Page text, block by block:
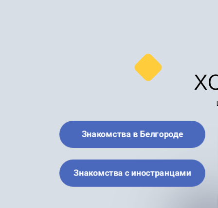
Знакомства в Белгороде
Знакомства с иностранцами